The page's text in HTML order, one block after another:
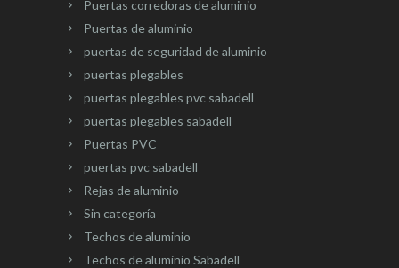
Puertas corredoras de aluminio
Puertas de aluminio
puertas de seguridad de aluminio
puertas plegables
puertas plegables pvc sabadell
puertas plegables sabadell
Puertas PVC
puertas pvc sabadell
Rejas de aluminio
Sin categoría
Techos de aluminio
Techos de aluminio Sabadell